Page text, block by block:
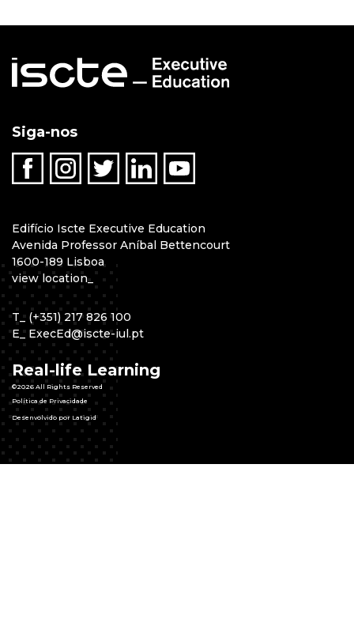
Siga-nos
Edifício Iscte Executive Education
Avenida Professor Aníbal Bettencourt
1600-189 Lisboa
view location_
T _ (+351) 217 826 100
E _ ExecEd@iscte-iul.pt
Real-life Learning
©2026 All Rights Reserved
Política de Privacidade
Desenvolvido por Latigid